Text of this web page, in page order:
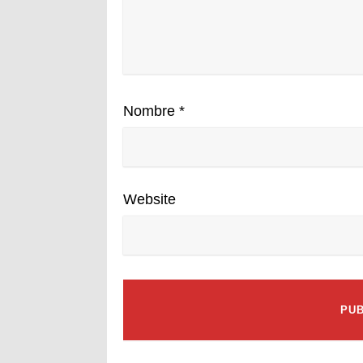
Nombre *
Website